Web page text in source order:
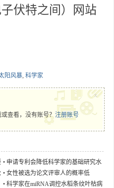
伏特之间）网站
阳风暴, 科学家
查看，没有账号？ 注册账号
x
• 申请专利会降低科学家的基础研究水
平吗？
• 女性被选为论文评审人的概率低
• 科学家在miRNA调控水稻条纹叶枯病